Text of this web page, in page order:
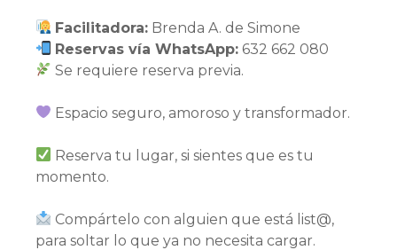
Facilitadora: Brenda A. de Simone
Reservas vía WhatsApp: 632 662 080
Se requiere reserva previa.
Espacio seguro, amoroso y transformador.
Reserva tu lugar, si sientes que es tu
momento.
Compártelo con alguien que está list@,
para soltar lo que ya no necesita cargar.